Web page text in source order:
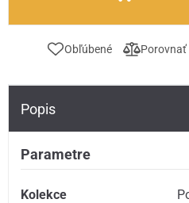
Obľúbené Porovnať
Popis
Parametre
Kolekce